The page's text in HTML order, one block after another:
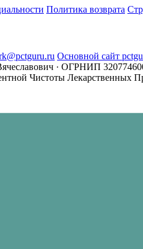
Политика возврата
Основной сайт
· ОГРНИП
Чистоты Лекарственных